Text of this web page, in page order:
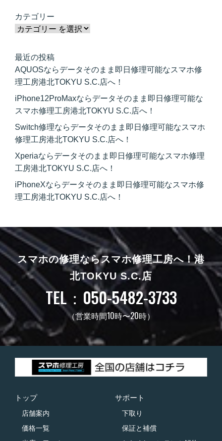
カテゴリー
最近の投稿
AQUOSならデータそのまま即日修理可能なスマホ修
理工房港北TOKYU S.C.店へ！
iPhone12ProMaxならデータそのまま即日修理可能な
スマホ修理工房港北TOKYU S.C.店へ！
Switch修理ならデータそのまま即日修理可能なスマホ
修理工房港北TOKYU S.C.店へ！
Xperiaならデータそのまま即日修理可能なスマホ修理
工房港北TOKYU S.C.店へ！
iPhoneXならデータそのまま即日修理可能なスマホ修
理工房港北TOKYU S.C.店へ！
スマホの修理ならスマホ修理工房へ！港
北TOKYU S.C.店
TEL：050-5482-3733
（営業時間10時〜20時）
トップ
店舗案内
価格一覧
サポート
下取り
保証と補償